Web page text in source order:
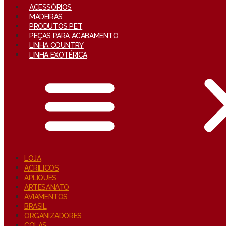
ACESSÓRIOS
MADEIRAS
PRODUTOS PET
PEÇAS PARA ACABAMENTO
LINHA COUNTRY
LINHA EXOTÉRICA
LOJA
ACRILICOS
APLIQUES
ARTESANATO
AVIAMENTOS
BRASIL
ORGANIZADORES